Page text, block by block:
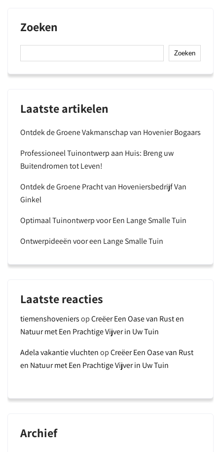
Zoeken
Zoeken
Laatste artikelen
Ontdek de Groene Vakmanschap van Hovenier Bogaars
Professioneel Tuinontwerp aan Huis: Breng uw
Buitendromen tot Leven!
Ontdek de Groene Pracht van Hoveniersbedrijf Van
Ginkel
Optimaal Tuinontwerp voor Een Lange Smalle Tuin
Ontwerpideeën voor een Lange Smalle Tuin
Laatste reacties
tiemenshoveniersopCreëer Een Oase van Rust en
Natuur met Een Prachtige Vijver in Uw Tuin
Adela vakantie vluchtenopCreëer Een Oase van Rust
en Natuur met Een Prachtige Vijver in Uw Tuin
Archief